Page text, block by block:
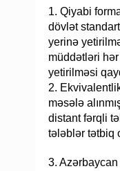
1. Qiyabi
dövlət
yerinə
müddətləri
yetirilməsi
2.
məsələ
distant fərqli
tələblər tətbiq
3.